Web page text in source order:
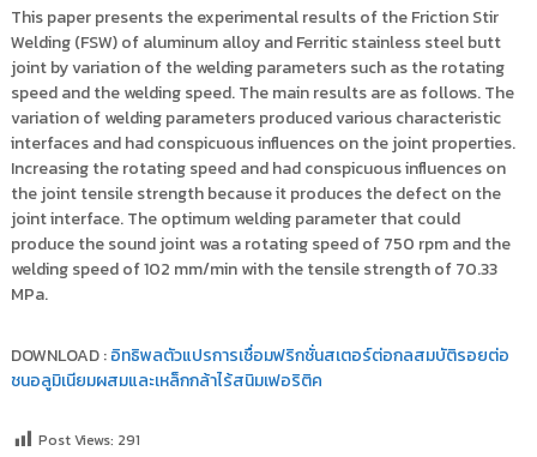
วิ
จั
ย
This paper presents the experimental results of the Friction Stir
Welding (FSW) of aluminum alloy and Ferritic stainless steel butt
joint by variation of the welding parameters such as the rotating
speed and the welding speed. The main results are as follows. The
variation of welding parameters produced various characteristic
interfaces and had conspicuous influences on the joint properties.
Increasing the rotating speed and had conspicuous influences on
the joint tensile strength because it produces the defect on the
joint interface. The optimum welding parameter that could
produce the sound joint was a rotating speed of 750 rpm and the
welding speed of 102 mm/min with the tensile strength of 70.33
MPa.
DOWNLOAD :อิทธิพลตัวแปรการเชื่อมฟริกชั่นสเตอร์ต่อกลสมบัติรอยต่อ
ชนอลูมิเนียมผสมและเหล็กกล้าไร้สนิมเฟอริติค
Post Views: 291